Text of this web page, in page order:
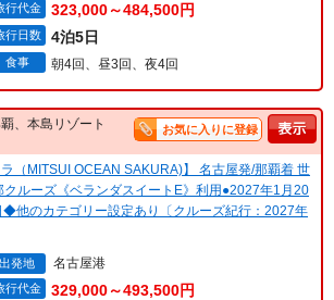
行代金 323,000～484,500円
行日数 4泊5日
食事 朝4回、昼3回、夜4回
、本島リゾート お気に入りに登録
ラ（MITSUI OCEAN SAKURA)】 名古屋発/那覇着 世
クルーズ《ベランダスイートE》利用●2027年1月20
◆他のカテゴリー設定あり〔クルーズ紀行：2027年
出発地 名古屋港
行代金 329,000～493,500円